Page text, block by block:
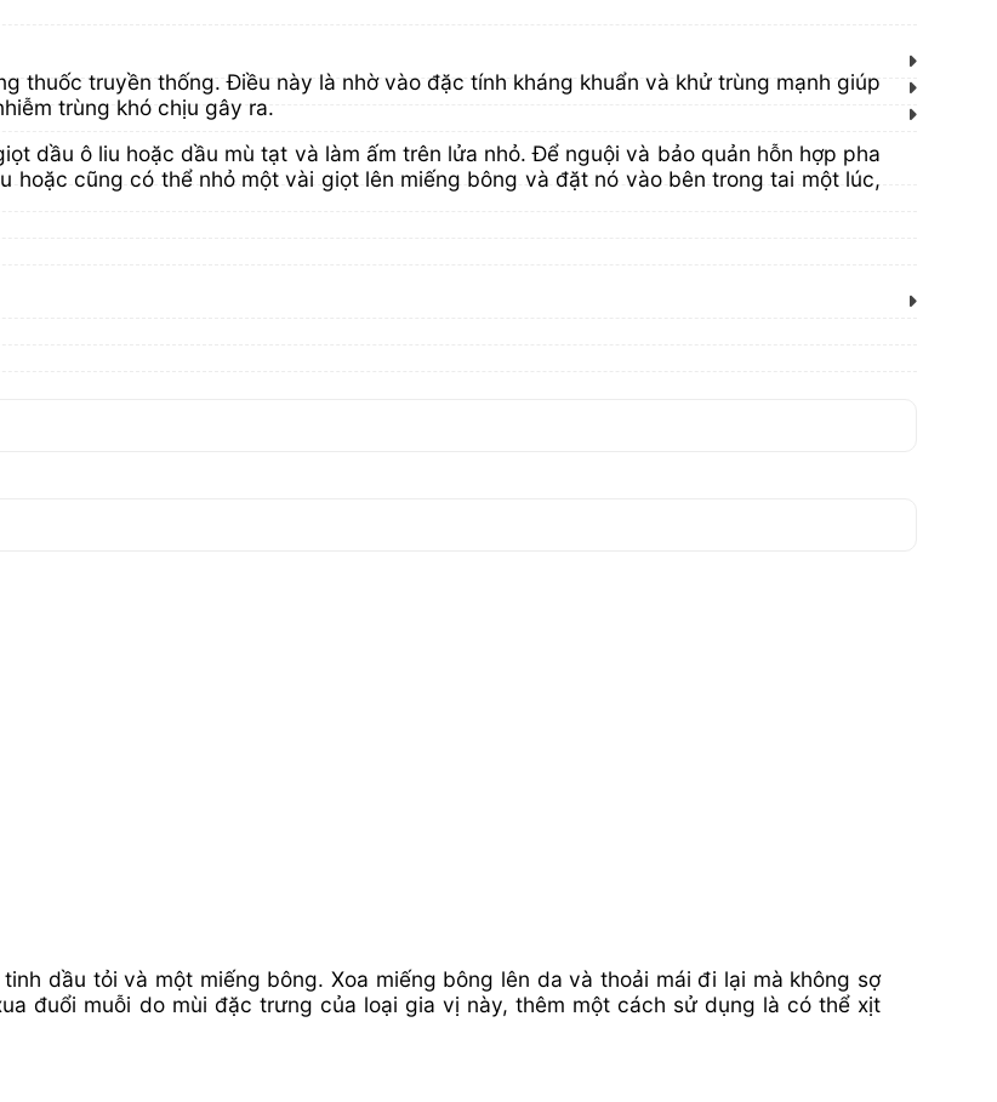
thuốc truyền thống. Điều này là nhờ vào đặc tính kháng khuẩn và khử trùng mạnh giúp
trùng khó chịu gây ra.
dầu ô liu hoặc dầu mù tạt và làm ấm trên lửa nhỏ. Để nguội và bảo quản hỗn hợp pha
hoặc cũng có thể nhỏ một vài giọt lên miếng bông và đặt nó vào bên trong tai một lúc,
dầu tỏi và một miếng bông. Xoa miếng bông lên da và thoải mái đi lại mà không sợ
đuổi muỗi do mùi đặc trưng của loại gia vị này, thêm một cách sử dụng là có thể xịt